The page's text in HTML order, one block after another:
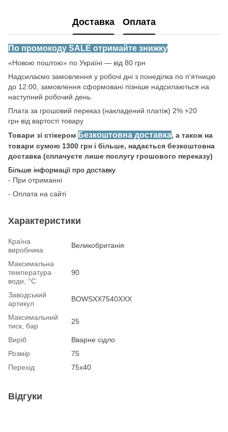
Доставка Оплата
По промокоду SALE отримайте знижку
«Новою поштою» по Україні — від 80 грн
Надсилаємо замовлення у робочі дні з понеділка по п'ятницю
до 12:00, замовлення сформовані пізніше надсилаються на
наступний робочий день
Плата за грошовий переказ (накладений платіж) 2% +20
грн від вартості товару
Товари зі стікером Безкоштовна доставка, а також на
товари сумою 1300 грн і більше, надається безкоштовна
доставка (сплачуєте лише послугу грошового переказу)
Більше інформації про доставку
- При отриманні
- Оплата на сайті
Характеристики
Країна
виробника
Великобританія
Максимальна
температура
води, °С
90
Заводський
артикул
BOWSXX7540XXX
Максимальний
тиск, бар
25
Виріб
Вварне сідло
Розмір
75
Перехід
75х40
Відгуки